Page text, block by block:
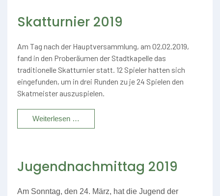
Skatturnier 2019
Am Tag nach der Hauptversammlung, am 02.02.2019,
fand in den Proberäumen der Stadtkapelle das
traditionelle Skatturnier statt. 12 Spieler hatten sich
eingefunden, um in drei Runden zu je 24 Spielen den
Skatmeister auszuspielen.
Weiterlesen …
Jugendnachmittag 2019
Am Sonntag, den 24. März, hat die Jugend der